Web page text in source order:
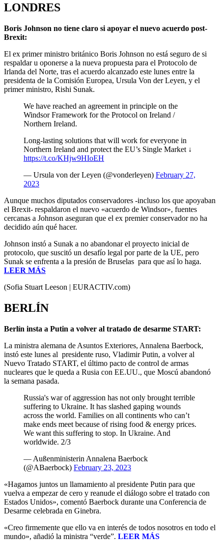
LONDRES
Boris Johnson no tiene claro si apoyar el nuevo acuerdo post-
Brexit:
El ex primer ministro británico Boris Johnson no está seguro de si
respaldar u oponerse a la nueva propuesta para el Protocolo de
Irlanda del Norte, tras el acuerdo alcanzado este lunes entre la
presidenta de la Comisión Europea, Ursula Von der Leyen, y el
primer ministro, Rishi Sunak.
We have reached an agreement in principle on the
Windsor Framework for the Protocol on Ireland /
Northern Ireland.
Long-lasting solutions that will work for everyone in
Northern Ireland and protect the EU’s Single Market ↓
https://t.co/KHjw9HIoEH
— Ursula von der Leyen (@vonderleyen) February 27,
2023
Aunque muchos diputados conservadores -incluso los que apoyaban
el Brexit- respaldaron el nuevo «acuerdo de Windsor», fuentes
cercanas a Johnson aseguran que el ex premier conservador no ha
decidido aún qué hacer.
Johnson instó a Sunak a no abandonar el proyecto inicial de
protocolo, que suscitó un desafío legal por parte de la UE, pero
Sunak se enfrenta a la presión de Bruselas para que así lo haga.
LEER MÁS
(Sofia Stuart Leeson | EURACTIV.com)
BERLÍN
Berlín insta a Putin a volver al tratado de desarme START:
La ministra alemana de Asuntos Exteriores, Annalena Baerbock,
instó este lunes al presidente ruso, Vladimir Putin, a volver al
Nuevo Tratado START, el último pacto de control de armas
nucleares que le queda a Rusia con EE.UU., que Moscú abandonó
la semana pasada.
Russia's war of aggression has not only brought terrible
suffering to Ukraine. It has slashed gaping wounds
across the world. Families on all continents who can’t
make ends meet because of rising food & energy prices.
We want this suffering to stop. In Ukraine. And
worldwide. 2/3
— Außenministerin Annalena Baerbock
(@ABaerbock) February 23, 2023
«Hagamos juntos un llamamiento al presidente Putin para que
vuelva a empezar de cero y reanude el diálogo sobre el tratado con
Estados Unidos», comentó Baerbock durante una Conferencia de
Desarme celebrada en Ginebra.
«Creo firmemente que ello va en interés de todos nosotros en todo el
mundo», añadió la ministra “verde”. LEER MÁS